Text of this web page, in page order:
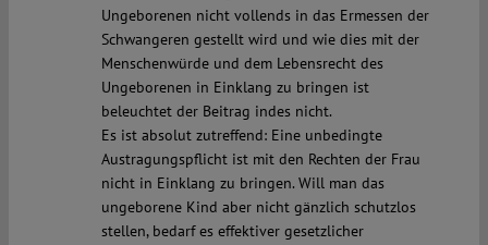
Ungeborenen nicht vollends in das Ermessen der
Schwangeren gestellt wird und wie dies mit der
Menschenwürde und dem Lebensrecht des
Ungeborenen in Einklang zu bringen ist
beleuchtet der Beitrag indes nicht.
Es ist absolut zutreffend: Eine unbedingte
Austragungspflicht ist mit den Rechten der Frau
nicht in Einklang zu bringen. Will man das
ungeborene Kind aber nicht gänzlich schutzlos
stellen, bedarf es effektiver gesetzlicher